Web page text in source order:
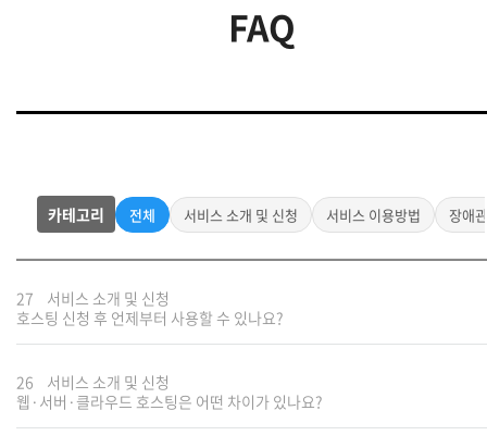
FAQ
카테고리 전체 서비스 소개 및 신청 서비스 이용방법 장애
27
서비스 소개 및 신청
호스팅 신청 후 언제부터 사용할 수 있나요?
26
서비스 소개 및 신청
웹·서버·클라우드 호스팅은 어떤 차이가 있나요?